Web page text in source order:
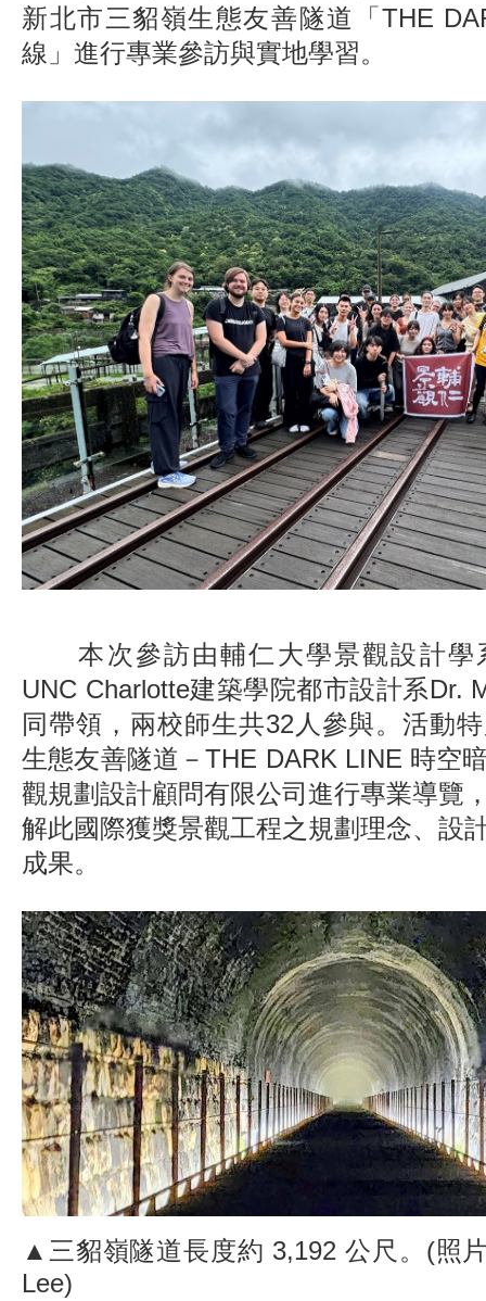
新北市三貂嶺生態友善隧道「THE
線」進行專業參訪與實地學習。
本次參訪由輔仁大學景觀設計學
UNC Charlotte建築學院都市設計系Dr.
同帶領，兩校師生共32人參與。活動
生態友善隧道－THE DARK LINE 時空
觀規劃設計顧問有限公司進行專業導覽
解此國際獲獎景觀工程之規劃理念、設
成果。
▲三貂嶺隧道長度約 3,192 公尺。(照
Lee)